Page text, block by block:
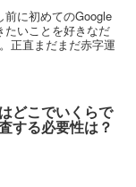
に初めてのGoogle
たいことを好きなだ
正直まだまだ赤字運
どこでいくらで
する必要性は？